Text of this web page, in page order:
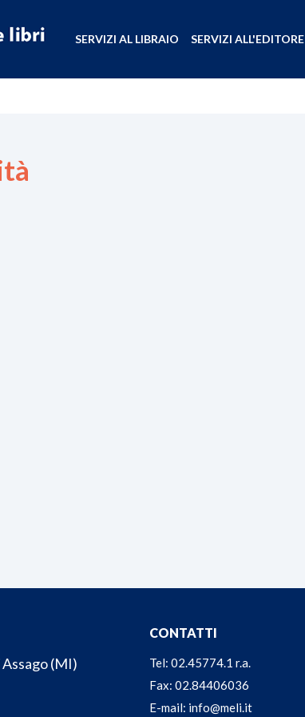
SERVIZI AL LIBRAIO SERVIZI ALL'EDITORE
(MI)
CONTATTI
Tel: 02.45774.1 r.a.
Fax: 02.84406036
E-mail: info@meli.it